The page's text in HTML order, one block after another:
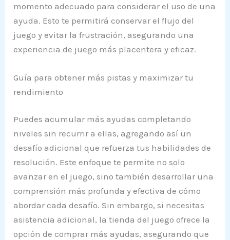
momento adecuado para considerar el uso de una
ayuda. Esto te permitirá conservar el flujo del
juego y evitar la frustración, asegurando una
experiencia de juego más placentera y eficaz.
Guía para obtener más pistas y maximizar tu
rendimiento
Puedes acumular más ayudas completando
niveles sin recurrir a ellas, agregando así un
desafío adicional que refuerza tus habilidades de
resolución. Este enfoque te permite no solo
avanzar en el juego, sino también desarrollar una
comprensión más profunda y efectiva de cómo
abordar cada desafío. Sin embargo, si necesitas
asistencia adicional, la tienda del juego ofrece la
opción de comprar más ayudas, asegurando que